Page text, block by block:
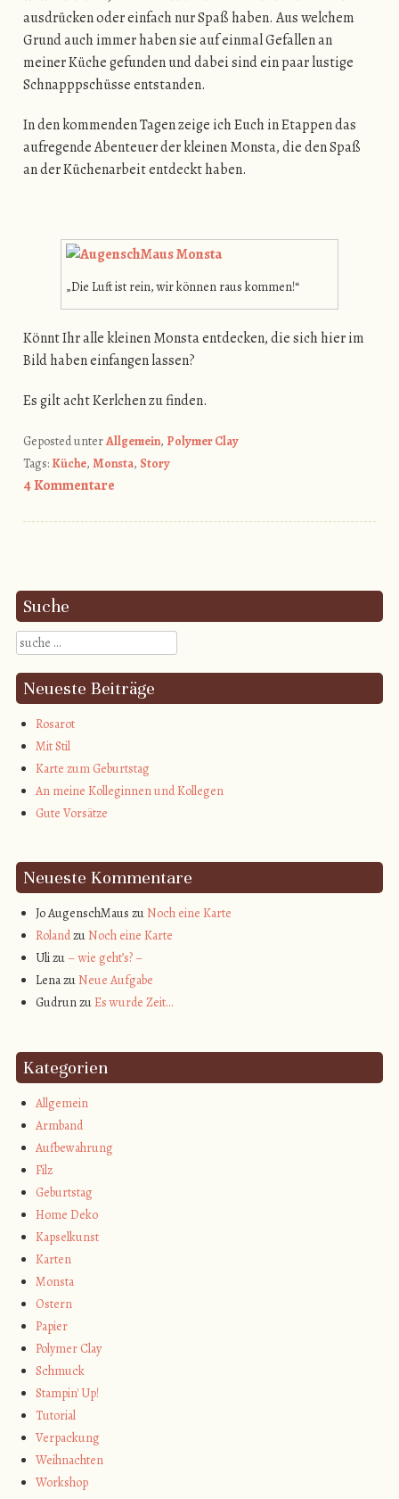
ausdrücken oder einfach nur Spaß haben. Aus welchem
Grund auch immer haben sie auf einmal Gefallen an
meiner Küche gefunden und dabei sind ein paar lustige
Schnapppschüsse entstanden.
In den kommenden Tagen zeige ich Euch in Etappen das
aufregende Abenteuer der kleinen Monsta, die den Spaß
an der Küchenarbeit entdeckt haben.
„Die Luft ist rein, wir können raus kommen!“
Könnt Ihr alle kleinen Monsta entdecken, die sich hier im
Bild haben einfangen lassen?
Es gilt acht Kerlchen zu finden.
Geposted unterAllgemein, Polymer Clay
Tags: Küche, Monsta, Story
4 Kommentare
Suche
Suche
Neueste Beiträge
Rosarot
Mit Stil
Karte zum Geburtstag
An meine Kolleginnen und Kollegen
Gute Vorsätze
Neueste Kommentare
Jo AugenschMaus zuNoch eine Karte
RolandzuNoch eine Karte
Ulizu – wie geht’s? –
LenazuNeue Aufgabe
GudrunzuEs wurde Zeit…
Kategorien
Allgemein
Armband
Aufbewahrung
Filz
Geburtstag
Home Deko
Kapselkunst
Karten
Monsta
Ostern
Papier
Polymer Clay
Schmuck
Stampin' Up!
Tutorial
Verpackung
Weihnachten
Workshop